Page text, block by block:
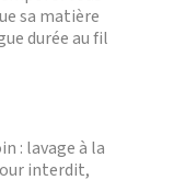
sa matière
durée au fil
: lavage à la
interdit,